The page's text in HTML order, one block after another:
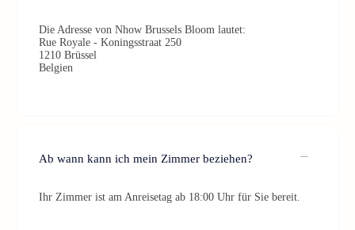
Die Adresse von Nhow Brussels Bloom lautet:
Rue Royale - Koningsstraat 250
1210 Brüssel
Belgien
Ab wann kann ich mein Zimmer beziehen?
Ihr Zimmer ist am Anreisetag ab 18:00 Uhr für Sie bereit.